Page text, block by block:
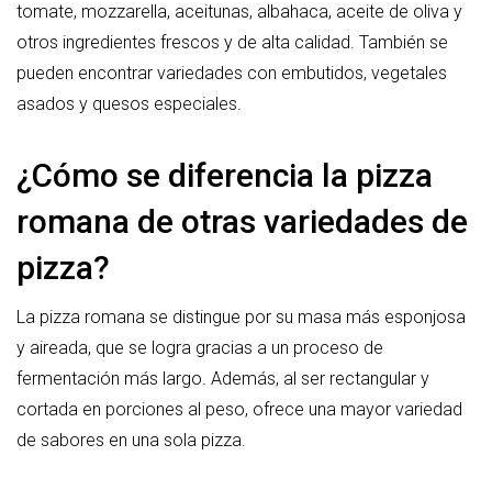
tomate, mozzarella, aceitunas, albahaca, aceite de oliva y
otros ingredientes frescos y de alta calidad. También se
pueden encontrar variedades con embutidos, vegetales
asados y quesos especiales.
¿Cómo se diferencia la pizza
romana de otras variedades de
pizza?
La pizza romana se distingue por su masa más esponjosa
y aireada, que se logra gracias a un proceso de
fermentación más largo. Además, al ser rectangular y
cortada en porciones al peso, ofrece una mayor variedad
de sabores en una sola pizza.